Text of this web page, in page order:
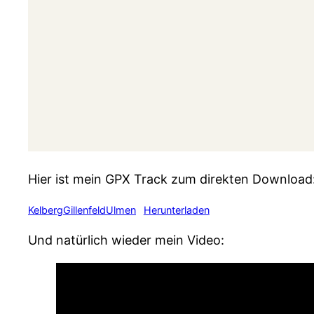
Hier ist mein GPX Track zum direkten
KelbergGillenfeldUlmen Herunterladen
Und natürlich wieder mein Video: